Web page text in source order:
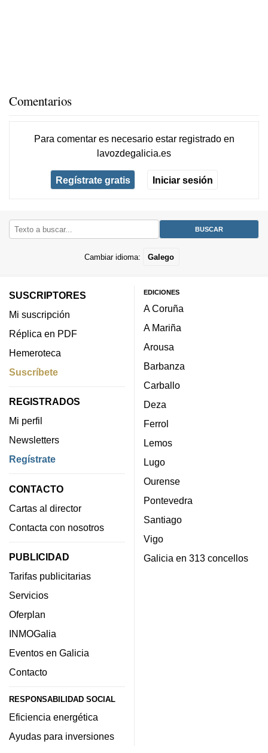
Comentarios
Para comentar es necesario estar registradoen
lavozdegalicia.es
Regístrate gratis Iniciar sesión
Cambiar idioma: Galego
SUSCRIPTORES
Mi suscripción
Réplica en PDF
Hemeroteca
Suscríbete
REGISTRADOS
Mi perfil
Newsletters
Regístrate
CONTACTO
Cartas al director
Contacta con nosotros
PUBLICIDAD
Tarifas publicitarias
Servicios
Oferplan
INMOGalia
Eventos en Galicia
Contacto
RESPONSABILIDAD SOCIAL
Eficiencia energética
Ayudas para inversiones
EDICIONES
A Coruña
A Mariña
Arousa
Barbanza
Carballo
Deza
Ferrol
Lemos
Lugo
Ourense
Pontevedra
Santiago
Vigo
Galicia en 313 concellos